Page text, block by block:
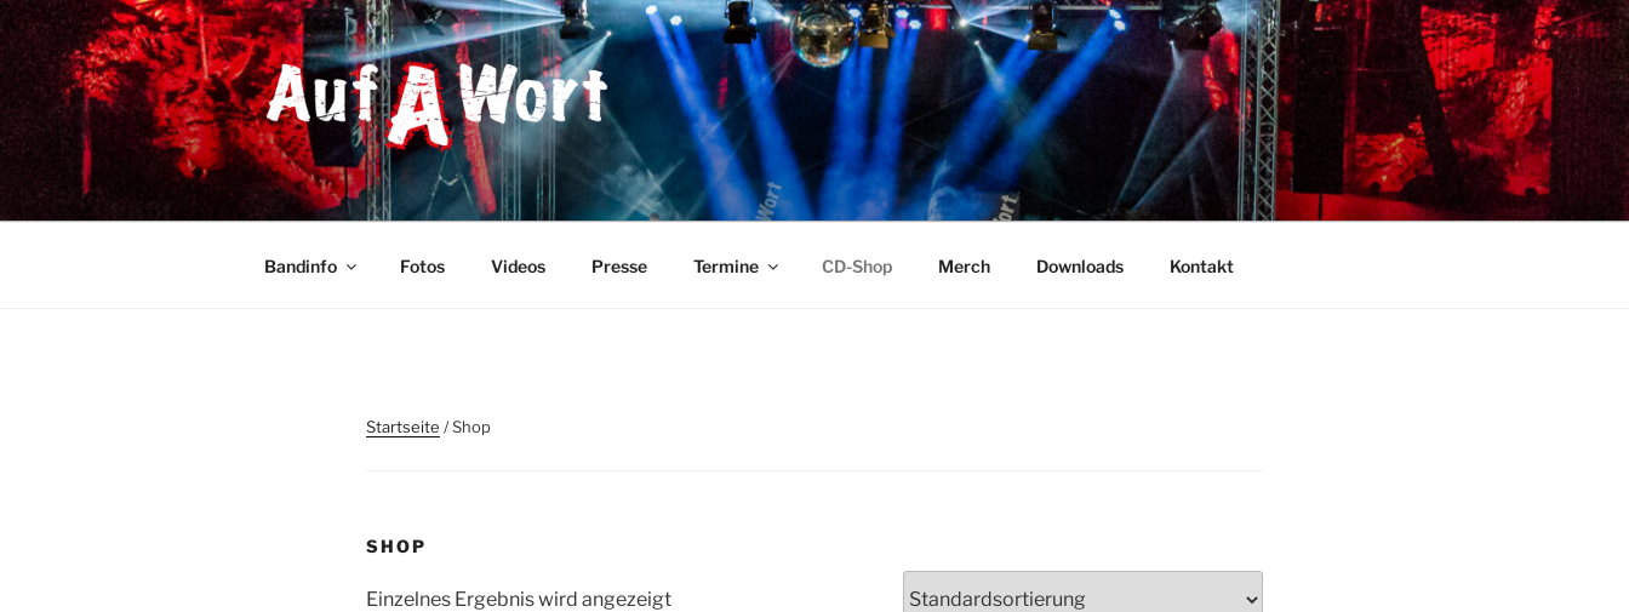
Zum
Inhalt
springen
AUF A WORT
STS & Austropop
Bandinfo Fotos Videos Presse Termine CD-Shop Merch Downloads Kontakt
Startseite / Shop
SHOP
Einzelnes Ergebnis wird angezeigt